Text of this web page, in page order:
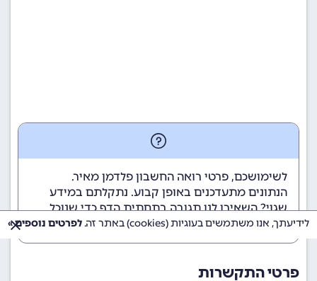
לשימושכם, פרטי רואה החשבון פלדמן מאיר.
הנתונים מתעדכנים באופן קבוע. נתקלתם במידע
שגוי? השאירו לנו תגובה בתחתית הדף כדי שנוכל
לטפל בבעיה בהקדם.
פרטי התקשרות
לידיעתך, אנו משתמשים בעוגיות (cookies) באתר זה. לפרטים נוספים »